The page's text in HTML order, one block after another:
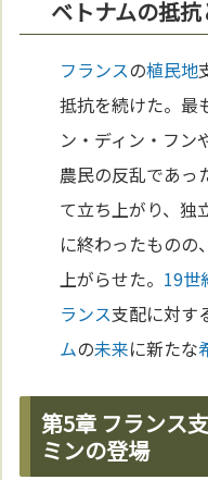
ベトナムの抵
フランスの植民地
抵抗を続けた。最
ン・ディン・フン
農民の反乱であっ
て立ち上がり、独
に終わったものの、
上がらせた。 19世
ランス支配に対す
ムの未来に新たな
第5章 フランス
ミンの登場